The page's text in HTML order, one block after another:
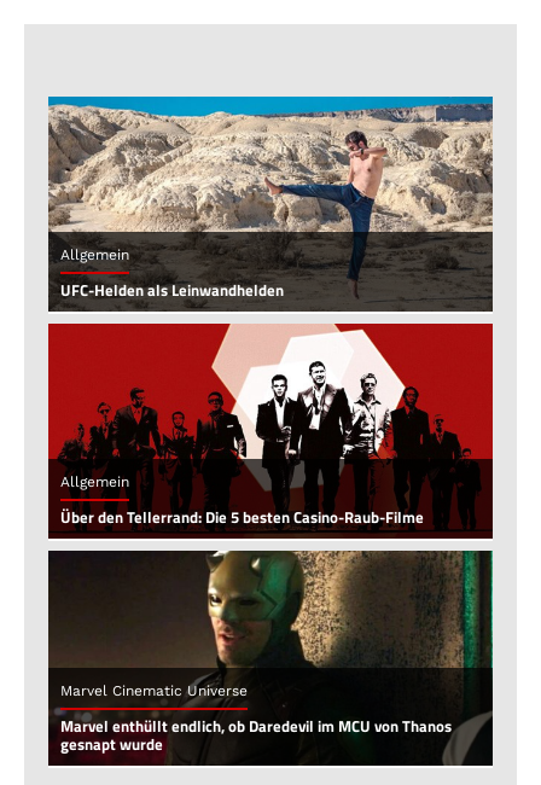
Allgemein
UFC-Helden als Leinwandhelden
Allgemein
Über den Tellerrand: Die 5 besten Casino-Raub-Filme
Marvel Cinematic Universe
Marvel enthüllt endlich, ob Daredevil im MCU von Thanos
gesnapt wurde